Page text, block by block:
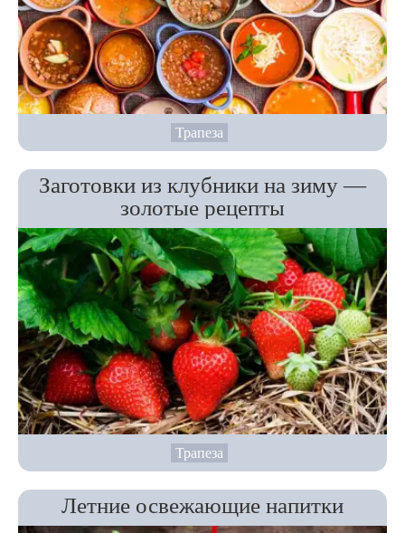
Трапеза
Заготовки из клубники на зиму —
золотые рецепты
Трапеза
Летние освежающие напитки